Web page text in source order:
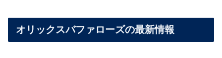
オリックスバファローズの最新情報